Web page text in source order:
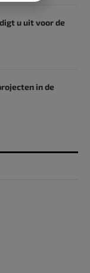
u uit voor de
in de